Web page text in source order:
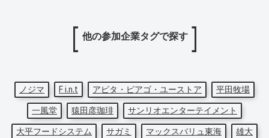
他の参加企業タグで探す
ノジマ F i.n.t アピタ・ピアゴ・ユーストア
平田牧場
一風堂
猿田彦珈琲
サンリオエンターテイメント
大平フードシステム
サガミ マックスバリュ東海 雄大